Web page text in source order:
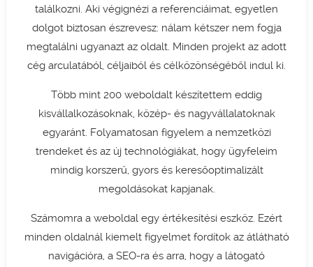
találkozni. Aki végignézi a referenciáimat, egyetlen
dolgot biztosan észrevesz: nálam kétszer nem fogja
megtalálni ugyanazt az oldalt. Minden projekt az adott
cég arculatából, céljaiból és célközönségéből indul ki.
Több mint 200 weboldalt készítettem eddig
kisvállalkozásoknak, közép- és nagyvállalatoknak
egyaránt. Folyamatosan figyelem a nemzetközi
trendeket és az új technológiákat, hogy ügyfeleim
mindig korszerű, gyors és keresőoptimalizált
megoldásokat kapjanak.
Számomra a weboldal egy értékesítési eszköz. Ezért
minden oldalnál kiemelt figyelmet fordítok az átlátható
navigációra, a SEO-ra és arra, hogy a látogató